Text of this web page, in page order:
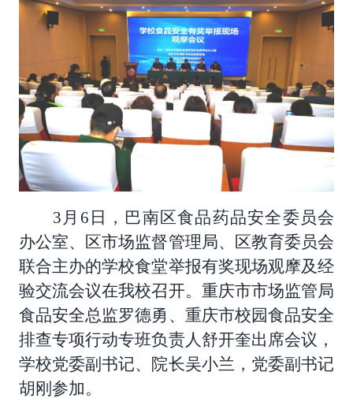
3 月6日，巴南区食品药品安全委员会
办公室、区市场监督管理局、区教育委员会
联合主办的学校食堂举报有奖现场观摩及经
验交流会议在我校召开。重庆市市场监管局
食品安全总监罗德勇、重庆市校园食品安全
排查专项行动专班负责人舒开奎出席会议，
学校党委副书记、院长吴小兰，党委副书记
胡刚参加。